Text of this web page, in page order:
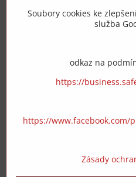
Vše k nákupu
Soubory cookies ke
služba
odkaz na
https://
https://www.facebook.com/
Zásady